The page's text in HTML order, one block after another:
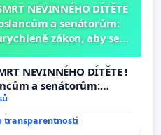
NEVINNÉHO DÍTĚTE
a senátorům:
zákon, aby se
opakovat!
NEVINNÉHO DÍTĚTE !
a senátorům:
zákon, aby se
transparentnosti